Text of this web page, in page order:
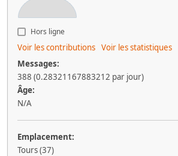
Hors ligne
Voir les contributions Voir les statistiques
Messages:
388 (0.28321167883212 par jour)
Âge:
N/A
Emplacement:
Tours (37)